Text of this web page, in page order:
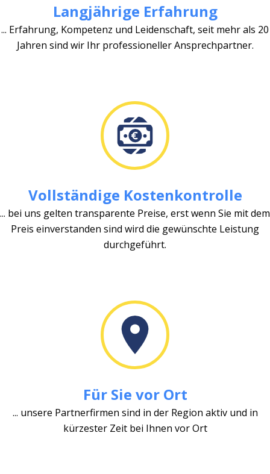
Langjährige Erfahrung
... Erfahrung, Kompetenz und Leidenschaft, seit mehr als 20
Jahren sind wir Ihr professioneller Ansprechpartner.
Vollständige Kostenkontrolle
... bei uns gelten transparente Preise, erst wenn Sie mit dem
Preis einverstanden sind wird die gewünschte Leistung
durchgeführt.
Für Sie vor Ort
... unsere Partnerfirmen sind in der Region aktiv und in
kürzester Zeit bei Ihnen vor Ort